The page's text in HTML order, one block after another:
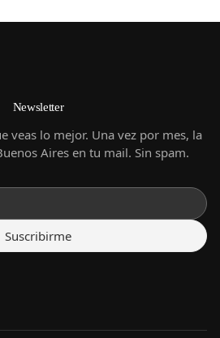
Newsletter
veas lo mejor. Una vez por mes, la
Aires en tu mail. Sin spam.
Suscribirme